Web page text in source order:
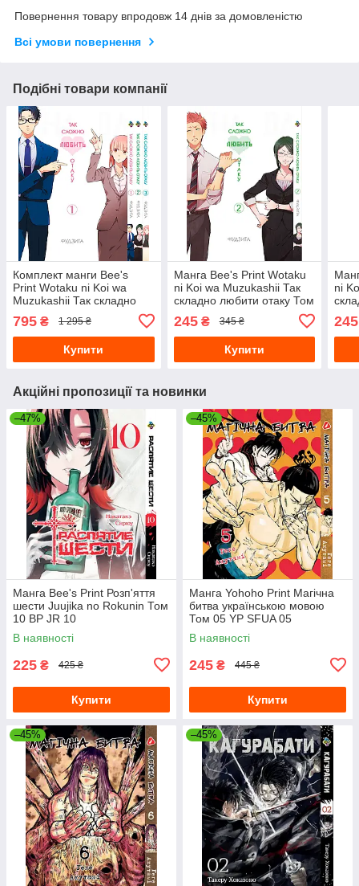
Повернення товару впродовж 14 днів за домовленістю
Всі умови повернення
Подібні товари компанії
Комплект манги Bee's
Print Wotaku ni Koi wa
Muzukashii Так складно
любити отаку Том з 01 по
03 BP WNKSET 02
795 ₴ 1 295 ₴
Купити
Манга Bee's Print Wotaku
ni Koi wa Muzukashii Так
складно любити отаку Том
245₴ 345 ₴
Купити
ni
245
Акційні пропозиції та новинки
–47%
Манга Bee's Print Розп'яття
шести Juujika no Rokunin Том
10 BP JR 10
В наявності
225 ₴ 425 ₴
Купити
–45%
Манга Yohoho Print Магічна
битва українською мовою
Том 05 YP SFUA 05
В наявності
245 ₴ 445 ₴
Купити
–45% –45%